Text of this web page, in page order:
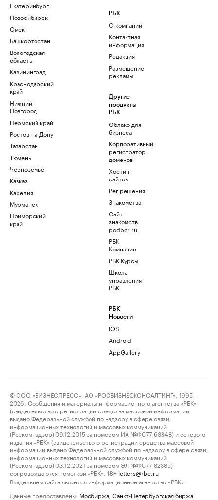
Екатеринбург
Новосибирск
Омск
Башкортостан
Вологодская
область
Калининград
Краснодарский
край
Нижний
Новгород
Пермский край
Ростов-на-Дону
Татарстан
Тюмень
Черноземье
Кавказ
Карелия
Мурманск
Приморский
край
РБК
О компании
Контактная
информация
Редакция
Размещение
рекламы
Другие
продукты
РБК
Облако для
бизнеса
Корпоративный
регистратор
доменов
Хостинг
сайтов
Рег.решения
Знакомства
Сайт
знакомств
podbor.ru
РБК
Компании
РБК Курсы
Школа
управления
РБК
РБК
Новости
iOS
Android
AppGallery
© ООО «БИЗНЕСПРЕСС», АО «РОСБИЗНЕСКОНСАЛТИНГ», 1995–
2026. Сообщения и материалы информационного агентства «РБК»
(свидетельство о регистрации средства массовой информации
выдано Федеральной службой по надзору в сфере связи,
информационных технологий и массовых коммуникаций
(Роскомнадзор) 09.12.2015 за номером ИА №ФС77-63848) и сетевого
издания «РБК» (свидетельство о регистрации средства массовой
информации выдано Федеральной службой по надзору в сфере связи,
информационных технологий и массовых коммуникаций
(Роскомнадзор) 03.12.2021 за номером ЭЛ №ФС77-82385)
сопровождаются пометкой «РБК».
18+ letters@rbc.ru
Владельцем сайта является информационное агентство «РБК».
Данные предоставлены: Мосбиржа Санкт-Петербургская биржа